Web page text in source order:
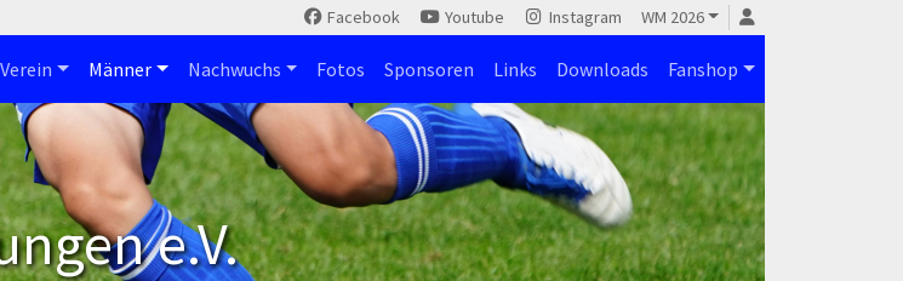
Facebook Youtube Instagram WM 2026
Verein Männer Nachwuchs Fotos Sponsoren Links Downloads Fanshop
e.V.